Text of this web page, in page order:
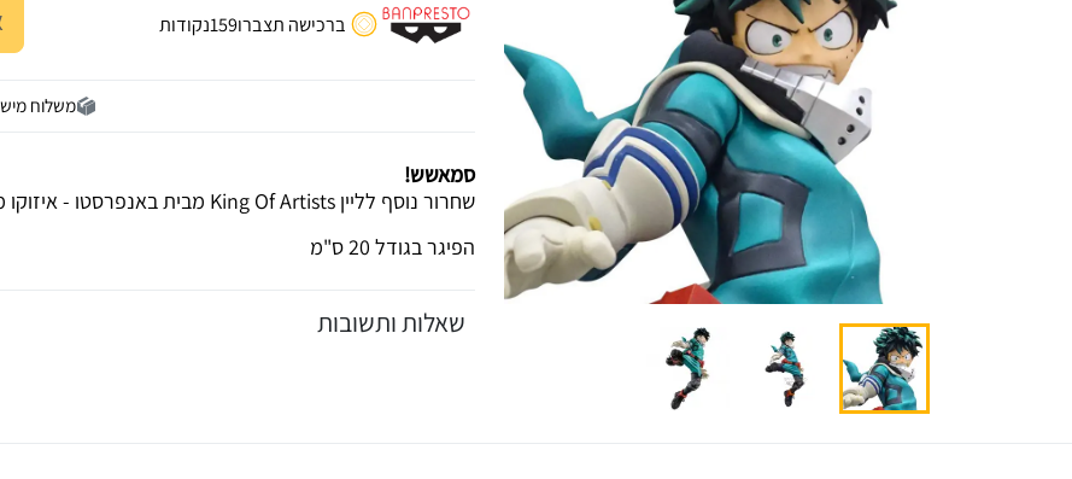
ברכישה תצברו159נקודות
משלוח
סמאשש!
שחרור נוסף לליין King Of Artists מבית באנפרסטו - איזוקו מידוריה בתצורת התקפה!
הפיגר בגודל 20 ס"מ
שאלות ותשובות